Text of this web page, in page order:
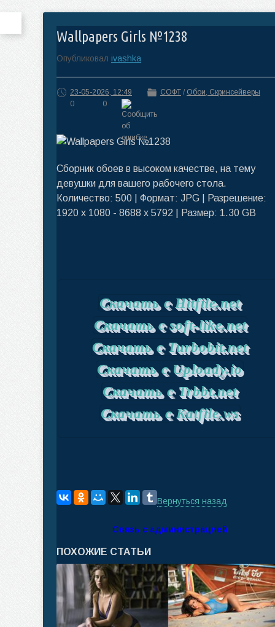
Wallpapers Girls №1238
Опубликовал ivashka
23-05-2026, 12:49 СОФТ / Обои, Скринсейверы
0
0
Сборник обоев в высоком качестве, на тему
девушки для вашего рабочего стола.
Количество: 500 | Формат: JPG | Разрешение:
1920 x 1080 - 8688 x 5792 | Размер: 1.30 GB
Скачать с Hitfile.net
Скачать с soft-like.net
Скачать с Turbobit.net
Скачать с Uploady.io
Скачать с Trbbt.net
Скачать с Katfile.ws
Вернуться назад
Связь с администрацией
ПОХОЖИЕ СТАТЬИ